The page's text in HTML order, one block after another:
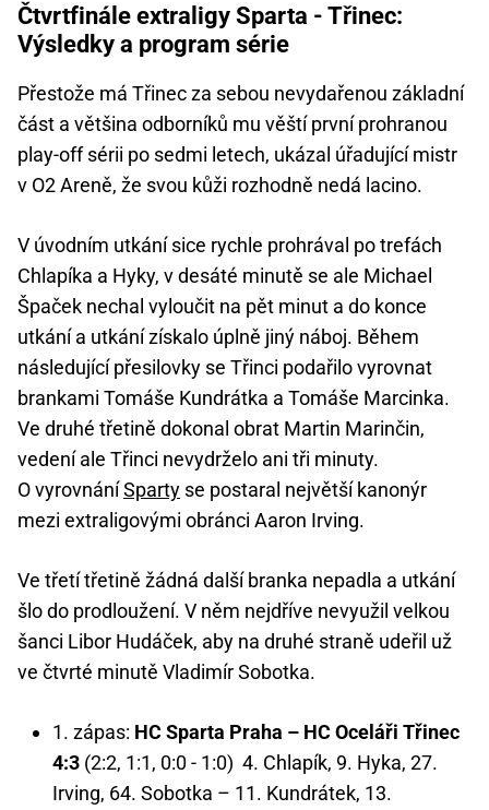
Čtvrtfinále extraligy Sparta - Třinec:
Výsledky a program série
Přestože má Třinec za sebou nevydařenou základní
část a většina odborníků mu věští první prohranou
play-off sérii po sedmi letech, ukázal úřadující mistr
v O2 Areně, že svou kůži rozhodně nedá lacino.
V úvodním utkání sice rychle prohrával po trefách
Chlapíka a Hyky, v desáté minutě se ale Michael
Špaček nechal vyloučit na pět minut a do konce
utkání a utkání získalo úplně jiný náboj. Během
následující přesilovky se Třinci podařilo vyrovnat
brankami Tomáše Kundrátka a Tomáše Marcinka.
Ve druhé třetině dokonal obrat Martin Marinčin,
vedení ale Třinci nevydrželo ani tři minuty.
O vyrovnáníSparty se postaral největší kanonýr
mezi extraligovými obránci Aaron Irving.
Ve třetí třetině žádná další branka nepadla a utkání
šlo do prodloužení. V něm nejdříve nevyužil velkou
šanci Libor Hudáček, aby na druhé straně udeřil už
ve čtvrté minutě Vladimír Sobotka.
1. zápas: HC Sparta Praha – HC Oceláři Třinec
4:3 (2:2, 1:1, 0:0 - 1:0) 4. Chlapík, 9. Hyka, 27.
Irving, 64. Sobotka – 11. Kundrátek, 13.